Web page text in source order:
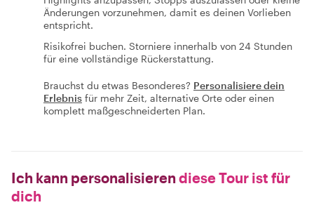
Änderungen vorzunehmen, damit es deinen Vorlieben
entspricht.
Risikofrei buchen. Storniere innerhalb von 24 Stunden
für eine vollständige Rückerstattung.
Brauchst du etwas Besonderes? Personalisiere dein
Erlebnis für mehr Zeit, alternative Orte oder einen
komplett maßgeschneiderten Plan.
Ich kann personalisieren diese Tour ist für
dich